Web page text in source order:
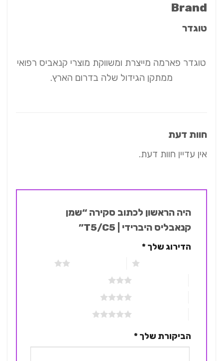
Brand
טוגדר
טוגדר פארמה מייצרת ומשווקת מוצרי קנאביס רפואי
ממתקן הגידול שלה בדרום הארץ.
חוות דעת
אין עדיין חוות דעת.
היה הראשון לכתוב סקירה “שמן
קנאבליס היברידי | T5/C5”
הדירוג שלך*
2 מתוך 5 כוכבים
הביקורת שלך*